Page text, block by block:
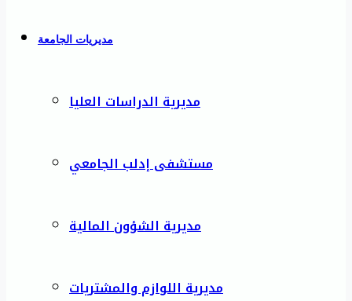
مديريات الجامعة
مديرية الدراسات العليا
مستشفى إدلب الجامعي
مديرية الشؤون المالية
مديرية اللوازم والمشتريات